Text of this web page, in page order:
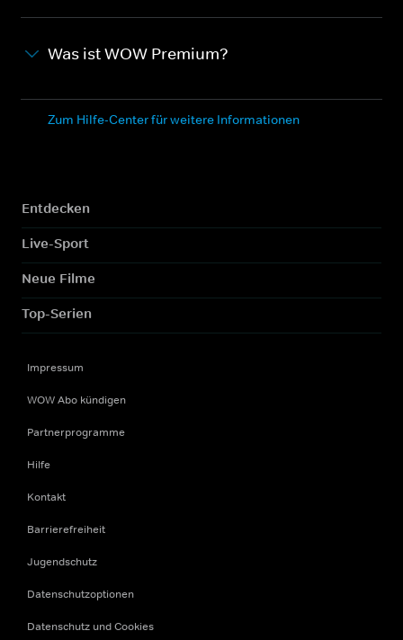
Was ist WOW Premium?
Zum Hilfe-Center für weitere Informationen
Entdecken
Live-Sport
Neue Filme
Top-Serien
Impressum
WOW Abo kündigen
Partnerprogramme
Hilfe
Kontakt
Barrierefreiheit
Jugendschutz
Datenschutzoptionen
Datenschutz und Cookies